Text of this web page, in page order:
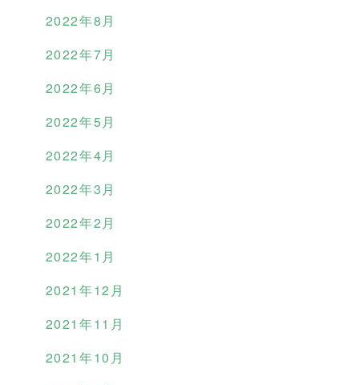
2022年8月
2022年7月
2022年6月
2022年5月
2022年4月
2022年3月
2022年2月
2022年1月
2021年12月
2021年11月
2021年10月